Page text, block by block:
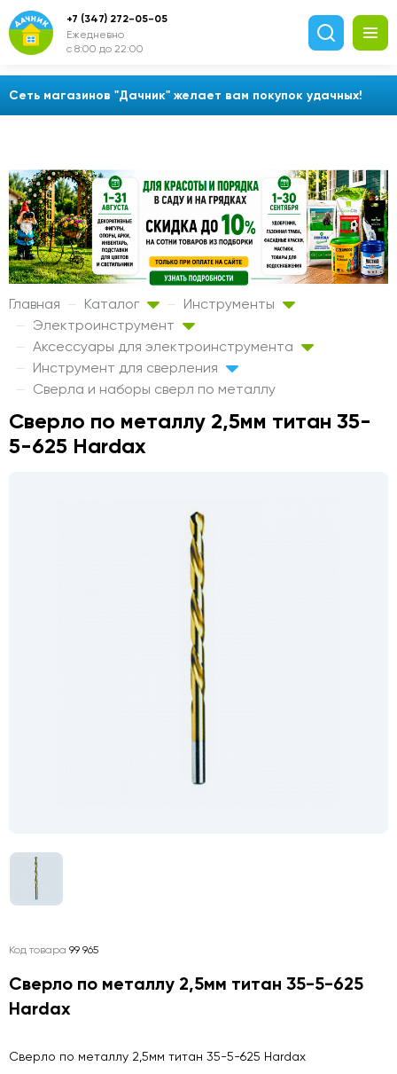
Сеть магазинов "Дачник" желает вам покупок удачных!
+7 (347) 272-05-05
Ежедневно
с 8:00 до 22:00
Главная Каталог
Инструменты
Электроинструмент
Аксессуары для электроинструмента
Инструмент для сверления
Сверла и наборы сверл по металлу
Сверло по металлу 2,5мм титан 35-
5-625 Hardax
Код товара 99 965
Сверло по металлу 2,5мм титан 35-5-625
Hardax
Сверло по металлу 2,5мм титан 35-5-625 Hardax